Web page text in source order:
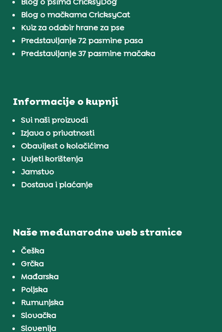
Blog o mačkama CricksyCat
Kviz za odabir hrane za pse
Predstavljanje 72 pasmine pasa
Predstavljanje 37 pasmine mačaka
Informacije o kupnji
Svi naši proizvodi
Izjava o privatnosti
Obavijest o kolačićima
Uvjeti korištenja
Jamstvo
Dostava i plaćanje
Naše međunarodne web stranice
Češka
Grčka
Mađarska
Poljska
Rumunjska
Slovačka
Slovenija